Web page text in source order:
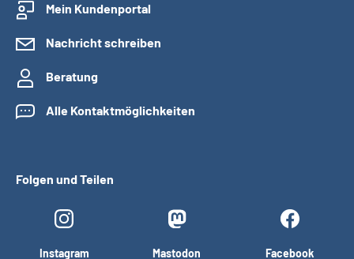
Mein Kundenportal
Nachricht schreiben
Beratung
Alle Kontaktmöglichkeiten
Folgen und Teilen
Instagram Mastodon Facebook